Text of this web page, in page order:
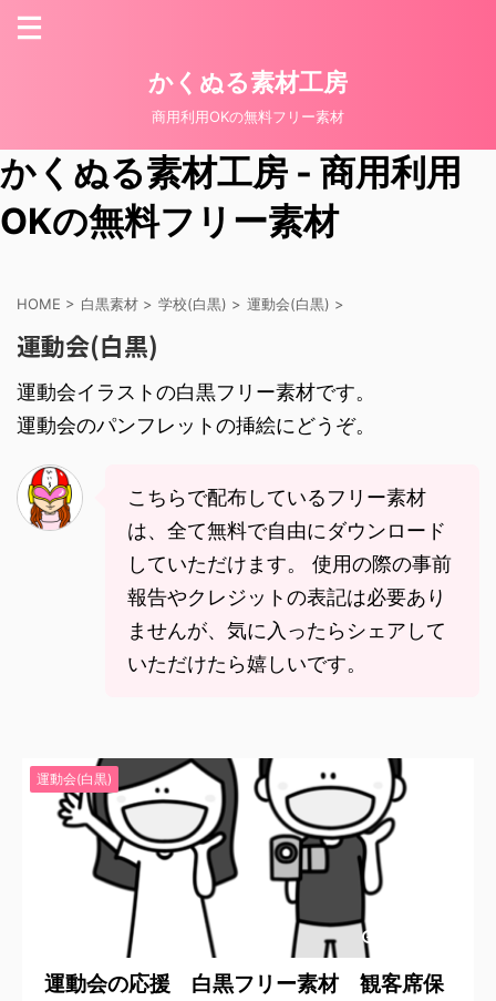
かくぬる素材工房
商用利用OKの無料フリー素材
かくぬる素材工房 - 商用利用
OKの無料フリー素材
HOME > 白黒素材 > 学校(白黒) > 運動会(白黒) >
運動会(白黒)
運動会イラストの白黒フリー素材です。
運動会のパンフレットの挿絵にどうぞ。
こちらで配布しているフリー素材
は、全て無料で自由にダウンロード
していただけます。 使用の際の事前
報告やクレジットの表記は必要あり
ませんが、気に入ったらシェアして
いただけたら嬉しいです。
運動会(白黒)
運動会の応援 白黒フリー素材 観客席保